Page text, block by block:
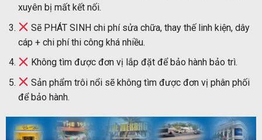
xuyên bị mất kết nối.
Sẽ PHÁT SINH chi phí sửa chữa, thay thế linh kiện, dây
cáp + chi phí thi công khá nhiều.
Không tìm được đơn vị lắp đặt để bảo hành bảo trì.
Sản phẩm trôi nổi sẽ không tìm được đơn vị phân phối
để bảo hành.